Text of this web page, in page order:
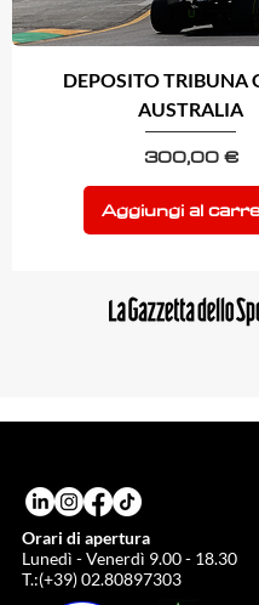
DEPOSITO TRIBUNA
AUSTRALIA
Prezzo
300,00 €
Aggiungi al
Orari di apertura
Lunedì - Venerdì 9.00 - 18.30
T.:(+39)02.80897303